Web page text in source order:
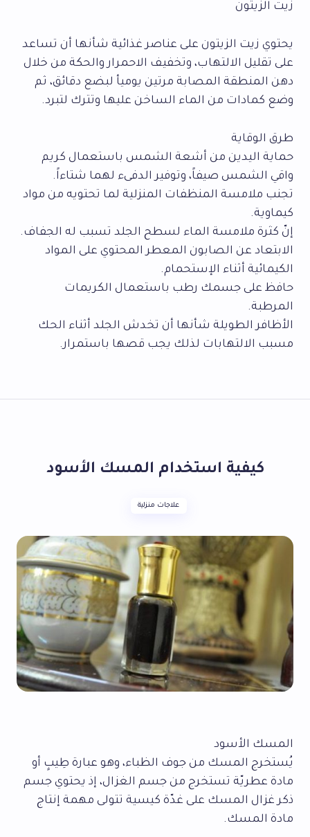
زيت الزيتون
يحتوي زيت الزيتون على عناصر غذائية شأنها أن تساعد
على تقليل الالتهاب، وتخفيف الاحمرار والحكة من خلال
دهن المنطقة المصابة مرتين يوميأ لبضع دقائق، ثم
وضع كمادات من الماء الساخن عليها وتترك لتبرد.
طرق الوقاية
حماية اليدين من أشعة الشمس باستعمال كريم
واقي الشمس صيفاً، وتوفير الدفىء لهما شتاءاً.
تجنب ملامسة المنظفات المنزلية لما تحتويه من مواد
كيماوية.
إنّ كثرة ملامسة الماء لسطح الجلد تسبب له الجفاف.
الابتعاد عن الصابون المعطر المحتوي على المواد
الكيمائية أثناء الإستحمام.
حافظ على جسمك رطب باستعمال الكريمات
المرطبة.
الأظافر الطويلة شأنها أن تخدش الجلد أثناء الحك
مسبب الالتهابات لذلك يجب قصها باستمرار.
كيفية استخدام المسك الأسود
علاجات منزلية
المسك الأسود
يُستخرج المسك من جوف الظباء، وهو عبارة طِيبٍ أو
مادة عطريّة تستخرج من جسم الغزال، إذ يحتوي جسم
ذكر غزال المسك على غدّة كيسية تتولى مهمة إنتاج
مادة المسك.